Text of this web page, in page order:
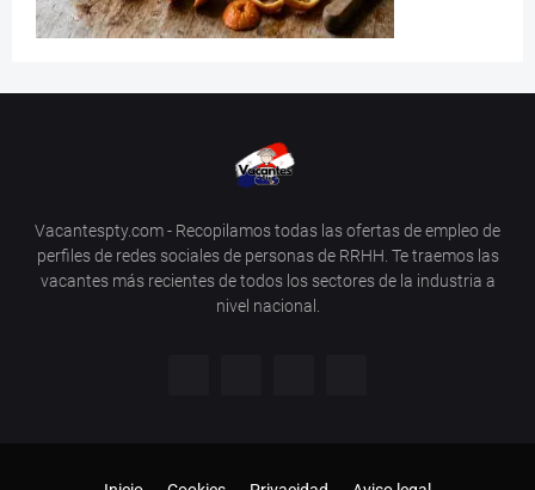
Vacantespty.com - Recopilamos todas las ofertas de empleo de
perfiles de redes sociales de personas de RRHH. Te traemos las
vacantes más recientes de todos los sectores de la industria a
nivel nacional.